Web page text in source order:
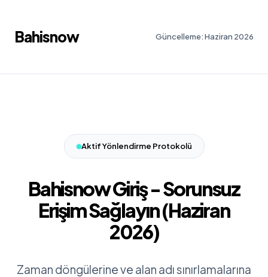
Bahisnow Güncelleme: Haziran 2026
Aktif Yönlendirme Protokolü
Bahisnow Giriş - Sorunsuz
Erişim Sağlayın (Haziran
2026)
Zaman döngülerine ve alan adı sınırlamalarına